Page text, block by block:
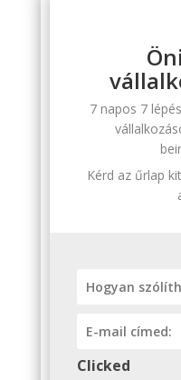
7 napos 7
Kérd az űrlap
Clicked